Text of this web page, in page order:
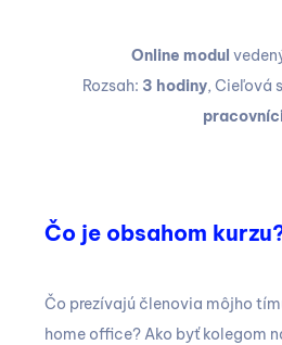
Online modul
Rozsah: 3 hodiny, Cieľová
Čo je obsahom
Čo prezívajú členovia môjho
home office? Ako byť kolegom